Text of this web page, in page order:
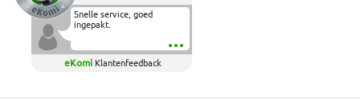
Snelle service, goed
ingepakt.
eKomi Klantenfeedback